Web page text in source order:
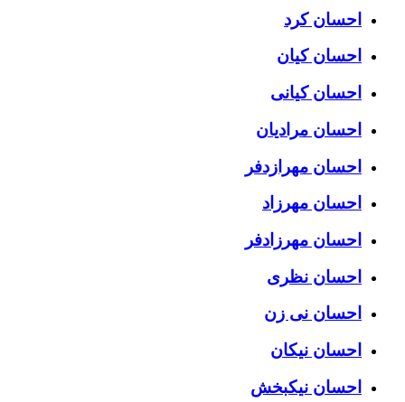
احسان کرد
احسان کیان
احسان کیانی
احسان مرادیان
احسان مهرازدفر
احسان مهرزاد
احسان مهرزادفر
احسان نظری
احسان نی زن
احسان نیکان
احسان نیکبخش